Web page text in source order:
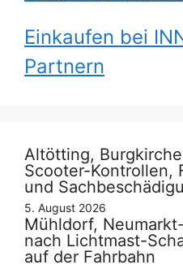
Einkaufen bei
Partnern
Altötting,
Scooter-Kontrollen,
und
5. August 2026
Mühldorf,
nach Lichtmast-
auf der Fahrbahn